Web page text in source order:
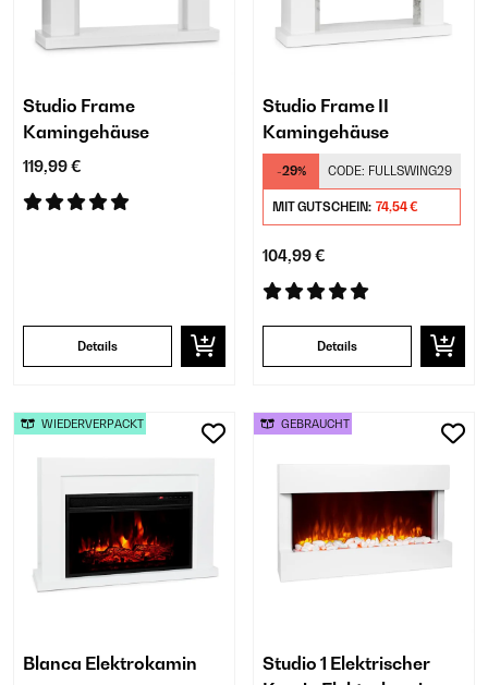
Studio Frame
Kamingehäuse
119,99 €
Details
Studio Frame II
Kamingehäuse
-29% CODE: FULLSWING29
MIT GUTSCHEIN: 74,54 €
104,99 €
Details
Blanca Elektrokamin
WIEDERVERPACKT
Studio 1 Elektrischer
GEBRAUCHT